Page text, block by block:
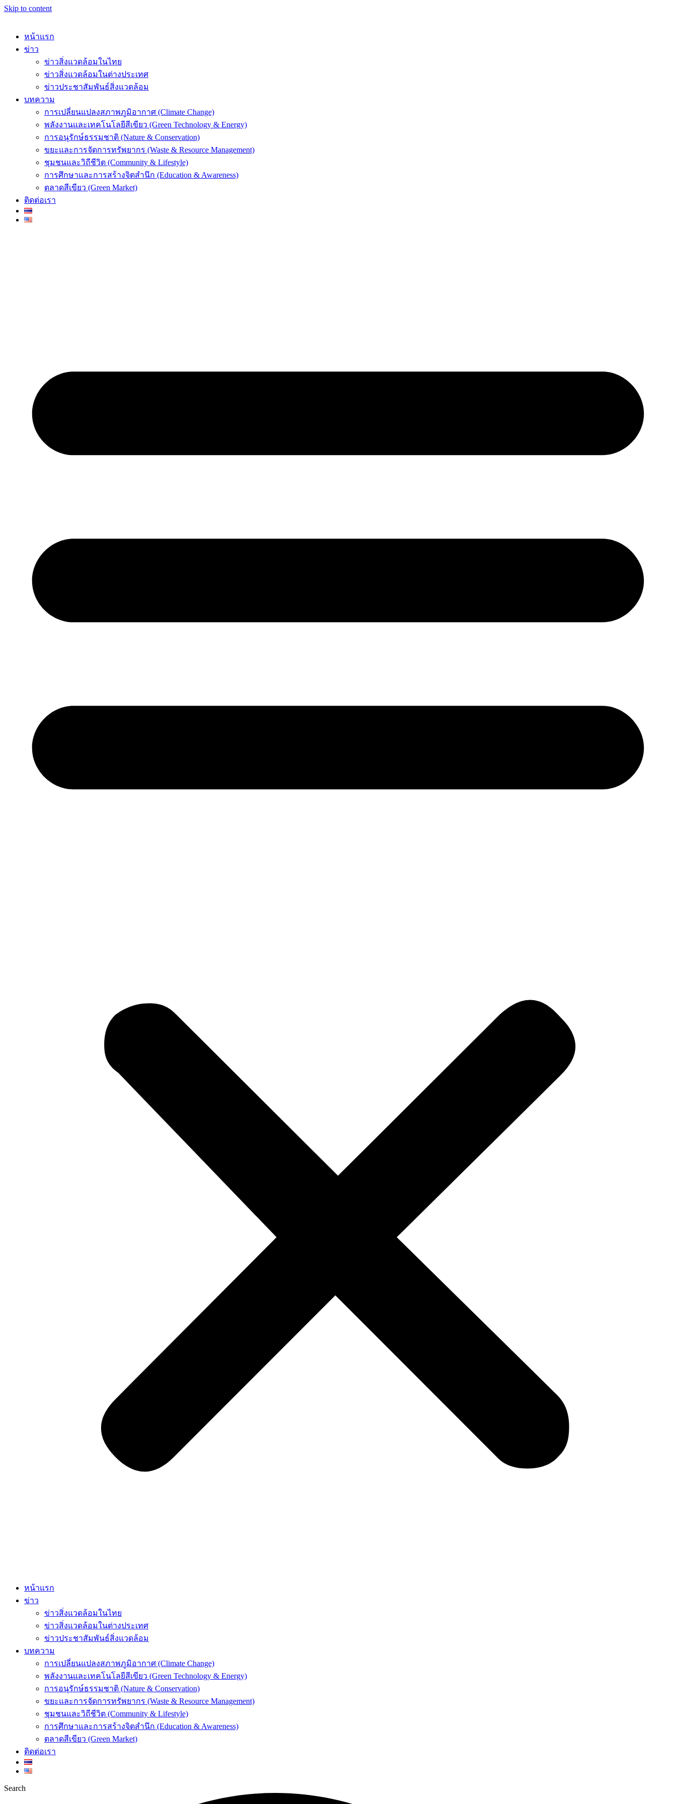
Skip to content
หน้าแรก
ข่าว
ข่าวสิ่งแวดล้อมในไทย
ข่าวสิ่งแวดล้อมในต่างประเทศ
ข่าวประชาสัมพันธ์สิ่งแวดล้อม
บทความ
การเปลี่ยนแปลงสภาพภูมิอากาศ (Climate Change)
พลังงานและเทคโนโลยีสีเขียว (Green Technology & Energy)
การอนุรักษ์ธรรมชาติ (Nature & Conservation)
ขยะและการจัดการทรัพยากร (Waste & Resource Management)
ชุมชนและวิถีชีวิต (Community & Lifestyle)
การศึกษาและการสร้างจิตสำนึก (Education & Awareness)
ตลาดสีเขียว (Green Market)
ติดต่อเรา
หน้าแรก
ข่าว
ข่าวสิ่งแวดล้อมในไทย
ข่าวสิ่งแวดล้อมในต่างประเทศ
ข่าวประชาสัมพันธ์สิ่งแวดล้อม
บทความ
การเปลี่ยนแปลงสภาพภูมิอากาศ (Climate Change)
พลังงานและเทคโนโลยีสีเขียว (Green Technology & Energy)
การอนุรักษ์ธรรมชาติ (Nature & Conservation)
ขยะและการจัดการทรัพยากร (Waste & Resource Management)
ชุมชนและวิถีชีวิต (Community & Lifestyle)
การศึกษาและการสร้างจิตสำนึก (Education & Awareness)
ตลาดสีเขียว (Green Market)
ติดต่อเรา
Search